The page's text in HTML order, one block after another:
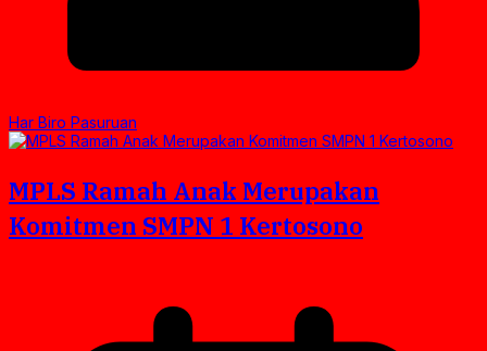
Har Biro Pasuruan
MPLS Ramah Anak Merupakan
Komitmen SMPN 1 Kertosono